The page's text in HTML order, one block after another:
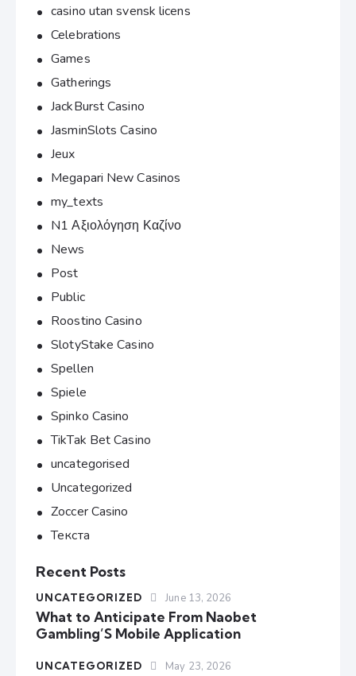
casino utan svensk licens
Celebrations
Games
Gatherings
JackBurst Casino
JasminSlots Casino
Jeux
Megapari New Casinos
my_texts
N1 Αξιολόγηση Καζίνο
News
Post
Public
Roostino Casino
SlotyStake Casino
Spellen
Spiele
Spinko Casino
TikTak Bet Casino
uncategorised
Uncategorized
Zoccer Casino
Текста
Recent Posts
UNCATEGORIZED June 13, 2026
What to Anticipate From Naobet
Gambling’S Mobile Application
UNCATEGORIZED May 23, 2026